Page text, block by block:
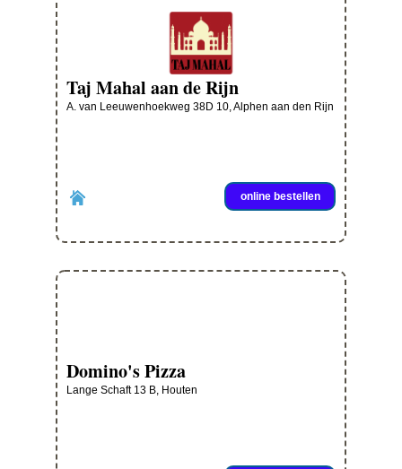
Taj Mahal aan de Rijn
A. van Leeuwenhoekweg 38D 10, Alphen aan den Rijn
online bestellen
Domino's Pizza
Lange Schaft 13 B, Houten